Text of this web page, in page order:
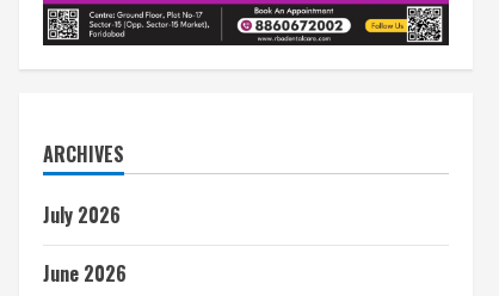
ARCHIVES
July 2026
June 2026